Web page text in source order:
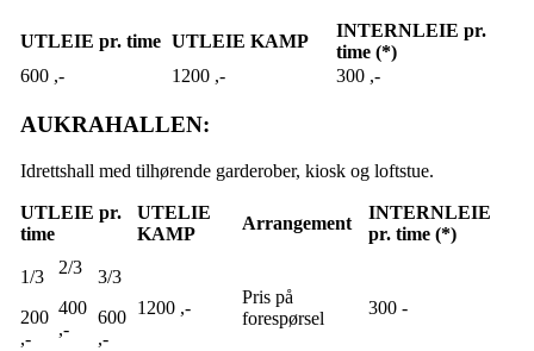
UTLEIE pr. time UTLEIE KAMP
INTERNLEIE pr.
time (*)
600 ,-
1200 ,- 300 ,-
AUKRAHALLEN:
Idrettshall med tilhørende garderober, kiosk og loftstue.
UTLEIE pr.
time
UTELIE
KAMP
Arrangement
INTERNLEIE
pr. time (*)
1/3
200
,-
2/3
400
,-
3/3
600
,-
1200 ,-
Pris på
forespørsel
300 -